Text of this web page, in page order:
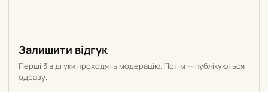
Залишити відгук
Перші 3 відгуки проходять модерацію. Потім — публікуються
одразу.